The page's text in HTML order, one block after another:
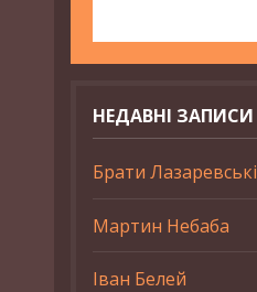
НЕДАВНІ ЗАПИСИ
Брати Лазаревські
Мартин Небаба
Іван Белей